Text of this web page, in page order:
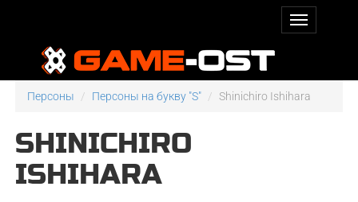
Персоны Персоны на букву "S" Shinichiro Ishihara
SHINICHIRO
ISHIHARA